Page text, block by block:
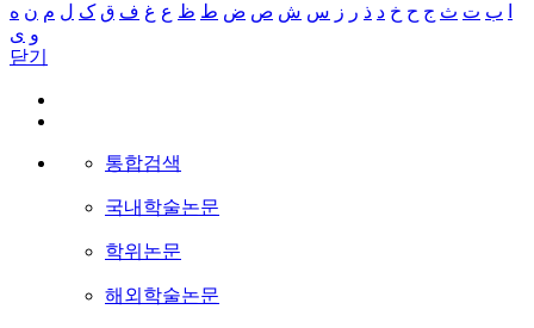
ب ت ث ج ح خ د ذ ر ز س ش ص ض ط ظ ع غ ف ق ک ل م ن ه
و ی
닫기
통합검색
국내학술논문
학위논문
해외학술논문